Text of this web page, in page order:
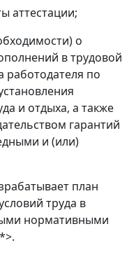
аттестации;
о
в трудовой
работодателя по
и отдыха, а также
гарантий
и (или)
план
труда в
нормативными